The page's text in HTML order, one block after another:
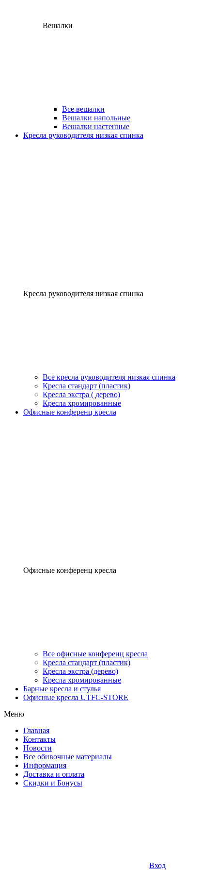
Вешалки
Все вешалки
Вешалки напольные
Вешалки настенные
Кресла руководителя низкая спинка
Кресла руководителя низкая спинка
Все кресла руководителя низкая спинка
Кресла стандарт (пластик)
Кресла экстра ( дерево)
Кресла хромированные
Офисные конференц кресла
Офисные конференц кресла
Все офисные конференц кресла
Кресла стандарт (пластик)
Кресла экстра (дерево)
Кресла хромированные
Барные кресла и стулья
Офисные кресла UTFC-STORE
Меню
Главная
Контакты
Новости
Все обивочные материалы
Информация
Доставка и оплата
Скидки и Бонусы
Вход